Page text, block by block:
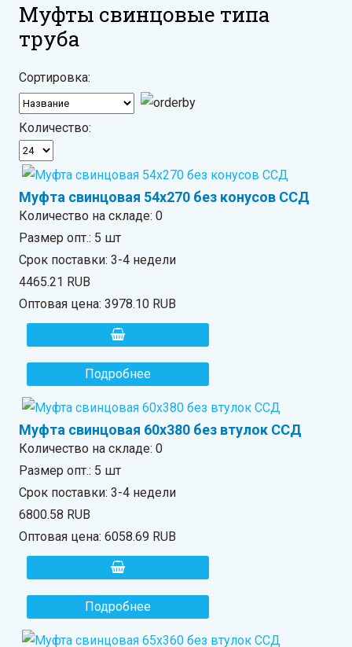
Муфты свинцовые типа
труба
Сортировка:
Количество:
Муфта свинцовая 54х270 без конусов ССД
Количество на складе:0
Размер опт.: 5 шт
Срок поставки: 3-4 недели
4465.21 RUB
Оптовая цена:3978.10 RUB
Подробнее
Муфта свинцовая 60х380 без втулок ССД
Количество на складе:0
Размер опт.: 5 шт
Срок поставки: 3-4 недели
6800.58 RUB
Оптовая цена:6058.69 RUB
Подробнее